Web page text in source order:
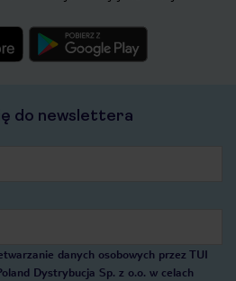
do newslettera
danych osobowych przez TUI
Dystrybucja Sp. z o.o. w celach